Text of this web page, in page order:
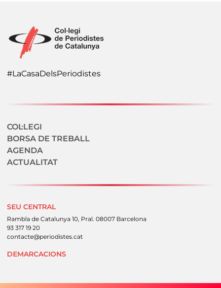
#LaCasaDelsPeriodistes
Navegació secundaria
COL·LEGI
BORSA DE TREBALL
AGENDA
ACTUALITAT
SEU CENTRAL
Rambla de Catalunya 10, Pral. 08007 Barcelona
93 317 19 20
contacte@periodistes.cat
DEMARCACIONS